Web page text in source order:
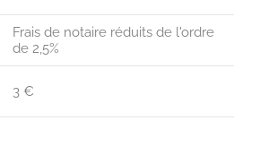
Frais de notaire réduits de l'ordre
de 2,5%
3 €